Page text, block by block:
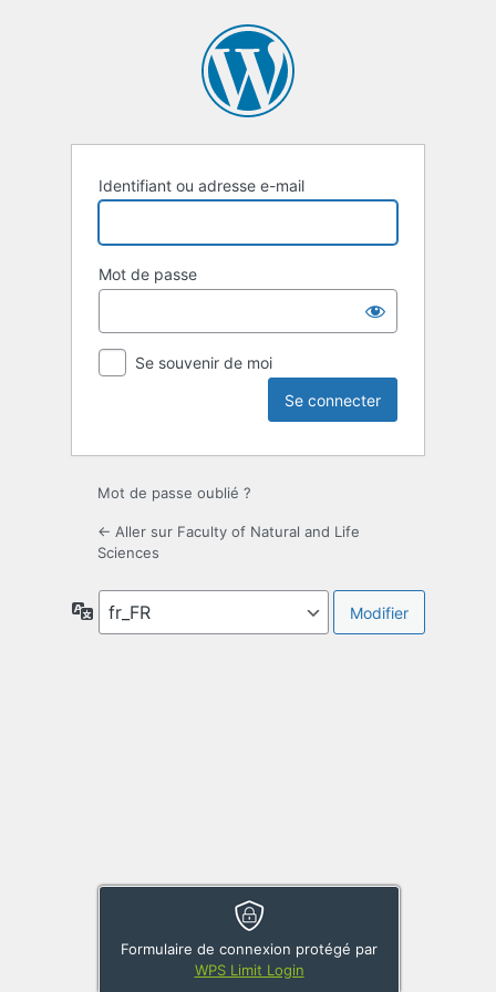
Identifiant ou adresse e-mail
Mot de passe
Formulaire de connexion protégé par
WPS Limit Login
Se souvenir de moi
Mot de passe oublié ?
← Aller sur Faculty of Natural and Life
Sciences
Langue